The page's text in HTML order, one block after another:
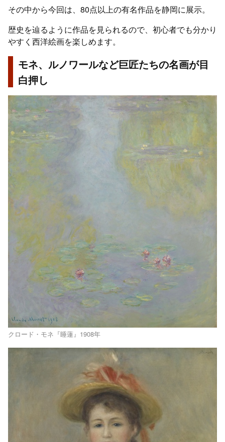
その中から今回は、80点以上の有名作品を静岡に展示。
歴史を辿るように作品を見られるので、初心者でも分かり
やすく西洋絵画を楽しめます。
モネ、ルノワールなど巨匠たちの名画が目
白押し
クロード・モネ『睡蓮』1908年